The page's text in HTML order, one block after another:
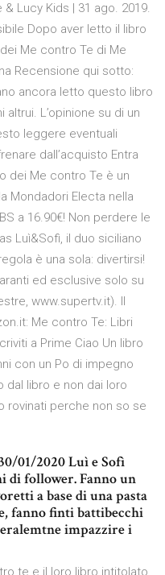
Lucy Kids | 31 ago. 2019.
Dopo aver letto il libro
Me contro Te di Me
Recensione qui sotto:
ancora letto questo libro
L’opinione su di un
leggere eventuali
dall’acquisto Entra
dei Me contro Te è un
Mondadori Electa nella
a 16.90€! Non perdere le
Luì&Sofì, il duo siciliano
è una sola: divertirsi!
ed esclusive solo su
www.supertv.it). Il
Me contro Te: Libri
a Prime Ciao Un libro
con un Po di impegno
dal libro e non dai loro
rovinati perche non so se
01/2020 Luì e Sofì
di follower. Fanno un
a base di una pasta
fanno finti battibecchi
impazzire i